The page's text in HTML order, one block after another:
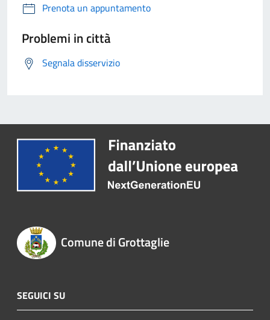
Prenota un appuntamento
Problemi in città
Segnala disservizio
Comune di Grottaglie
SEGUICI SU